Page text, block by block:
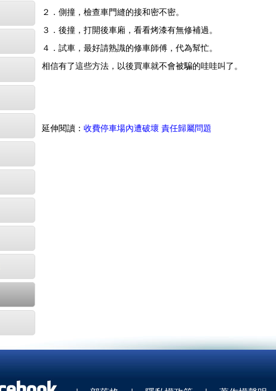
２．側撞，檢查車門縫的接和密不密。
３．後撞，打開後車廂，看看烤漆有無修補過。
４．試車，最好請熟識的修車師傅，代為幫忙。
相信有了這些方法，以後買車就不會被騙的哇哇叫了。
延伸閱讀： 收費停車場內遭破壞 責任歸屬問題